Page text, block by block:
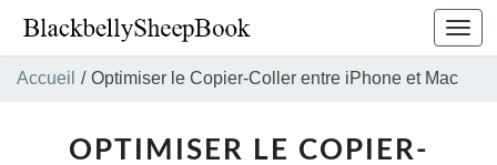
la
Accueil / Optimiser le Copier-Coller entre iPhone et Mac
OPTIMISER LE COPIER-